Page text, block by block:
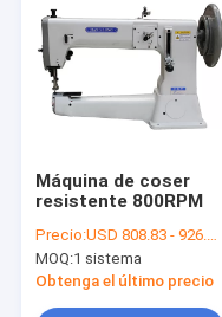
Máquina de coser
resistente 800RPM
Precio:USD 808.83 - 926.48 per set
MOQ:1 sistema
Obtenga el último precio